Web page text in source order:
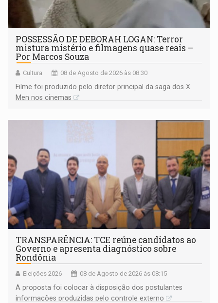
POSSESSÃO DE DEBORAH LOGAN: Terror
mistura mistério e filmagens quase reais –
Por Marcos Souza
Cultura 08 de Agosto de 2026 às 08:30
Filme foi produzido pelo diretor principal da saga dos X
Men nos cinemas
TRANSPARÊNCIA: TCE reúne candidatos ao
Governo e apresenta diagnóstico sobre
Rondônia
Eleições 2026 08 de Agosto de 2026 às 08:15
A proposta foi colocar à disposição dos postulantes
informações produzidas pelo controle externo